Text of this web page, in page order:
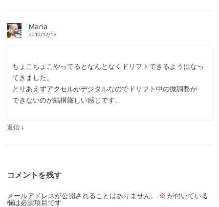
Maria
2010/12/15
ちょこちょこやってるとなんとなくドリフトできるようになっ
てきました。
とりあえずアクセルがデジタルなのでドリフト中の微調整が
できないのが結構厳しい感じです。
返信 ↓
コメントを残す
メールアドレスが公開されることはありません。 ※ が付いている
欄は必須項目です